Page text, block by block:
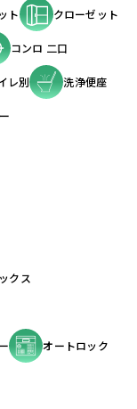
ト クローゼット
コンロ 二口
レ別 洗浄便座
クス
オートロック